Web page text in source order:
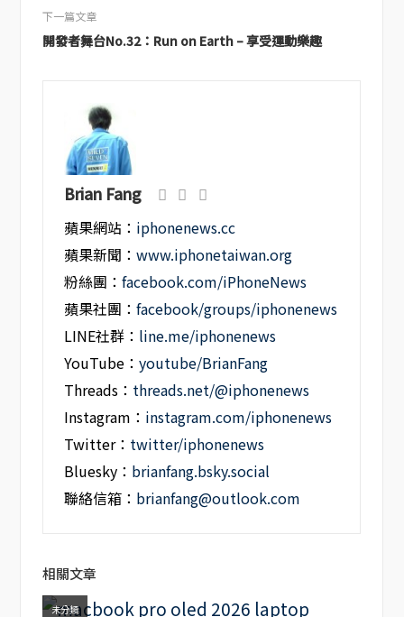
下一篇文章
開發者舞台No.32：Run on Earth – 享受運動樂趣
Brian Fang
蘋果網站： iphonenews.cc
蘋果新聞：www.iphonetaiwan.org
粉絲團：facebook.com/iPhoneNews
蘋果社團：facebook/groups/iphonenews
LINE社群： line.me/iphonenews
YouTube：youtube/BrianFang
Threads： threads.net/@iphonenews
Instagram： instagram.com/iphonenews
Twitter： twitter/iphonenews
Bluesky： brianfang.bsky.social
聯絡信箱： brianfang@outlook.com
相關文章
未分類